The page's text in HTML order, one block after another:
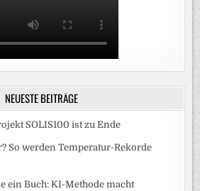
NEUESTE BEITRÄGE
SOLIS100 ist zu Ende
So werden Temperatur-Rekorde
ein Buch: KI-Methode macht